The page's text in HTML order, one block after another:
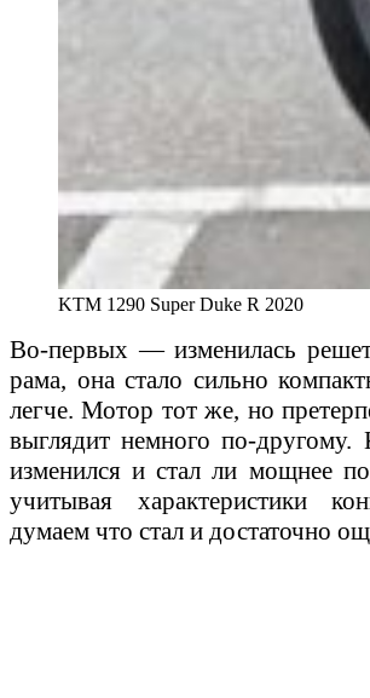
KTM 1290 Super Duke R 2020
Во-первых — изменилась
рама, она стало сильно
легче. Мотор тот же, но
выглядит немного по-
изменился и стал ли мощнее
учитывая характеристики
думаем что стал и достаточно